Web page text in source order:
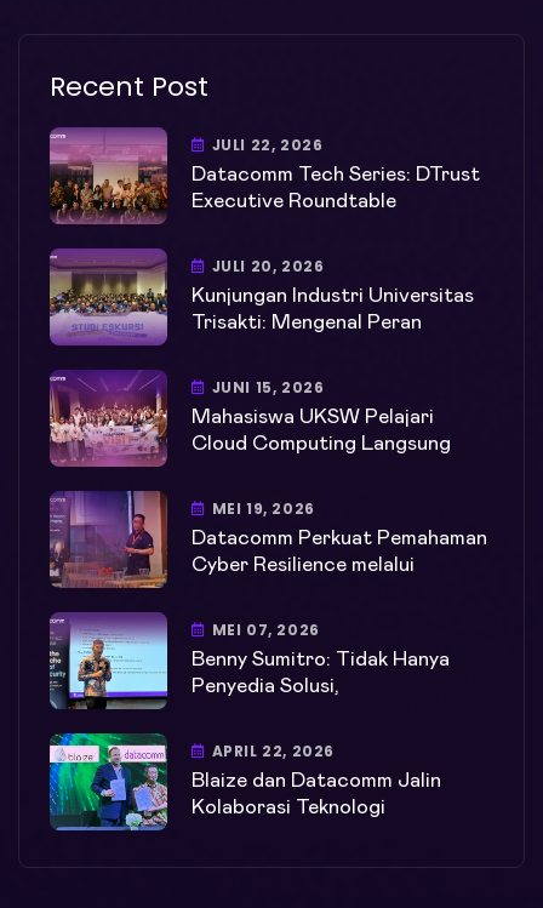
Recent Post
JULI 22, 2026
Datacomm Tech Series: DTrust
Executive Roundtable
JULI 20, 2026
Kunjungan Industri Universitas
Trisakti: Mengenal Peran
JUNI 15, 2026
Mahasiswa UKSW Pelajari
Cloud Computing Langsung
MEI 19, 2026
Datacomm Perkuat Pemahaman
Cyber Resilience melalui
MEI 07, 2026
Benny Sumitro: Tidak Hanya
Penyedia Solusi,
APRIL 22, 2026
Blaize dan Datacomm Jalin
Kolaborasi Teknologi